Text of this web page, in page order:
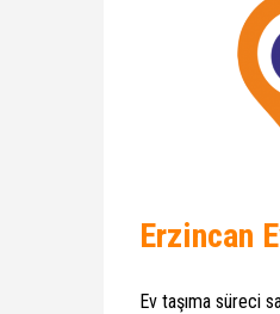
Erzincan
Ev taşıma süreci